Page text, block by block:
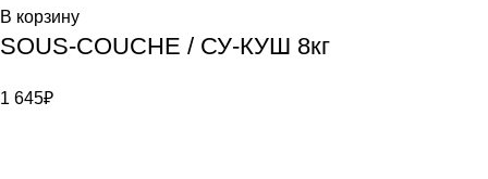
В корзину
SOUS-COUCHE / СУ-КУШ 8кг
1 645₽